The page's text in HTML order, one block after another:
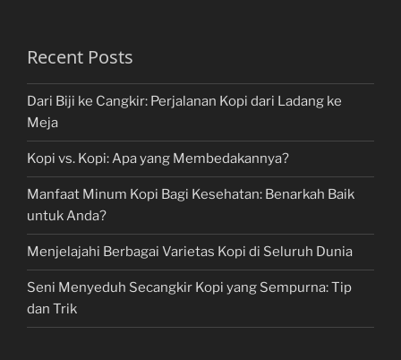
Recent Posts
Dari Biji ke Cangkir: Perjalanan Kopi dari Ladang ke
Meja
Kopi vs. Kopi: Apa yang Membedakannya?
Manfaat Minum Kopi Bagi Kesehatan: Benarkah Baik
untuk Anda?
Menjelajahi Berbagai Varietas Kopi di Seluruh Dunia
Seni Menyeduh Secangkir Kopi yang Sempurna: Tip
dan Trik